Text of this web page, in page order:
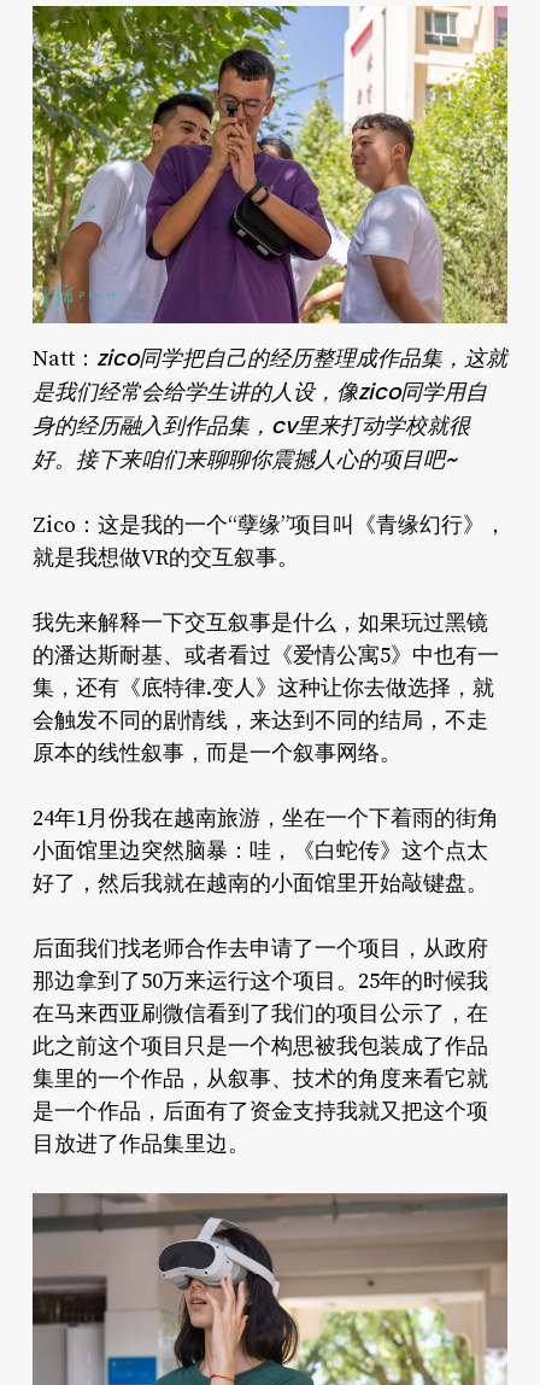
Natt： zico同学把自己的经历整理成作品集，这就
是我们经常会给学生讲的人设，像zico同学用自
身的经历融入到作品集，cv里来打动学校就很
好。接下来咱们来聊聊你震撼人心的项目吧~
Zico：这是我的一个“孽缘”项目叫《青缘幻行》，
就是我想做VR的交互叙事。
我先来解释一下交互叙事是什么，如果玩过黑镜
的潘达斯耐基、或者看过《爱情公寓5》中也有一
集，还有《底特律.变人》这种让你去做选择，就
会触发不同的剧情线，来达到不同的结局，不走
原本的线性叙事，而是一个叙事网络。
24年1月份我在越南旅游，坐在一个下着雨的街角
小面馆里边突然脑暴：哇，《白蛇传》这个点太
好了，然后我就在越南的小面馆里开始敲键盘。
后面我们找老师合作去申请了一个项目，从政府
那边拿到了50万来运行这个项目。25年的时候我
在马来西亚刷微信看到了我们的项目公示了，在
此之前这个项目只是一个构思被我包装成了作品
集里的一个作品，从叙事、技术的角度来看它就
是一个作品，后面有了资金支持我就又把这个项
目放进了作品集里边。